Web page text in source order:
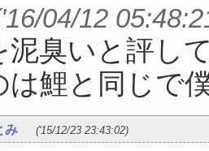
04/12
泥臭いと評し
は鯉と同じで
み ('15/12/23 23:43:02)